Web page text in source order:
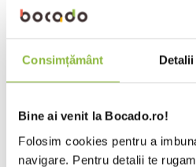
Consimțământ Detalii
Bine ai venit la Bocado.ro!
Folosim cookies pentru a
navigare. Pentru detalii te
0
Te rugăm să te autentifici
Nicio recenzie.